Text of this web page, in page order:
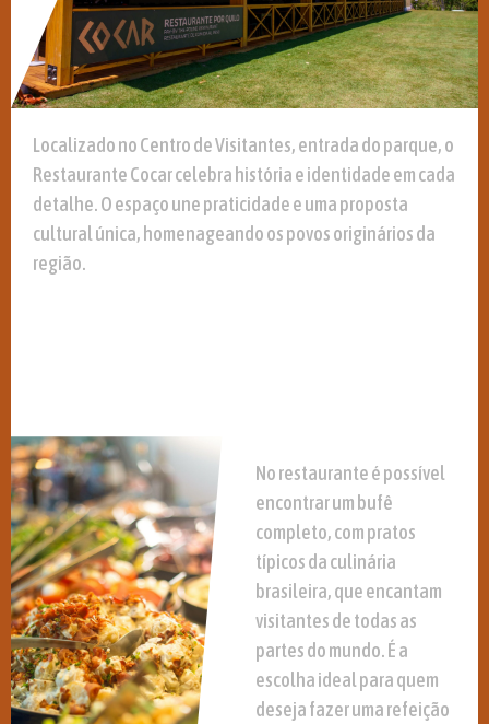
Localizado no Centro de Visitantes, entrada do parque, o
Restaurante Cocar celebra história e identidade em cada
detalhe. O espaço une praticidade e uma proposta
cultural única, homenageando os povos originários da
região.
No restaurante é possível
encontrar um bufê
completo, com pratos
típicos da culinária
brasileira, que encantam
visitantes de todas as
partes do mundo. É a
escolha ideal para quem
deseja fazer uma refeição